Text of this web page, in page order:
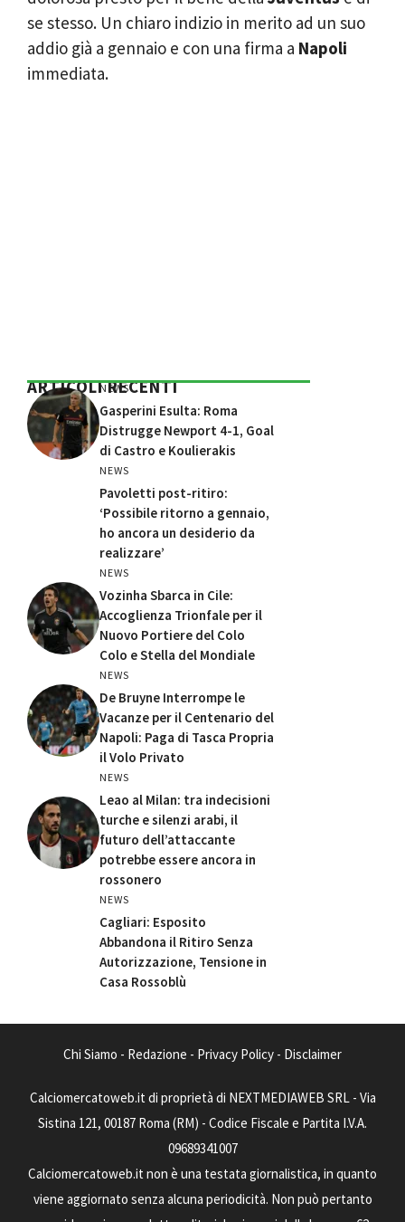
se stesso. Un chiaro indizio in merito ad un suo
addio già a gennaio e con una firma a Napoli
immediata.
ARTICOLI RECENTI
NEWS
Gasperini Esulta: Roma
Distrugge Newport 4-1, Goal
di Castro e Koulierakis
NEWS
Pavoletti post-ritiro:
‘Possibile ritorno a gennaio,
ho ancora un desiderio da
realizzare’
NEWS
Vozinha Sbarca in Cile:
Accoglienza Trionfale per il
Nuovo Portiere del Colo
Colo e Stella del Mondiale
NEWS
De Bruyne Interrompe le
Vacanze per il Centenario del
Napoli: Paga di Tasca Propria
il Volo Privato
NEWS
Leao al Milan: tra indecisioni
turche e silenzi arabi, il
futuro dell’attaccante
potrebbe essere ancora in
rossonero
NEWS
Cagliari: Esposito
Abbandona il Ritiro Senza
Autorizzazione, Tensione in
Casa Rossoblù
Chi Siamo - Redazione - Privacy Policy - Disclaimer
Calciomercatoweb.it di proprietà di NEXTMEDIAWEB SRL - Via
Sistina 121, 00187 Roma (RM) - Codice Fiscale e Partita I.V.A.
09689341007
Calciomercatoweb.it non è una testata giornalistica, in quanto
viene aggiornato senza alcuna periodicità. Non può pertanto